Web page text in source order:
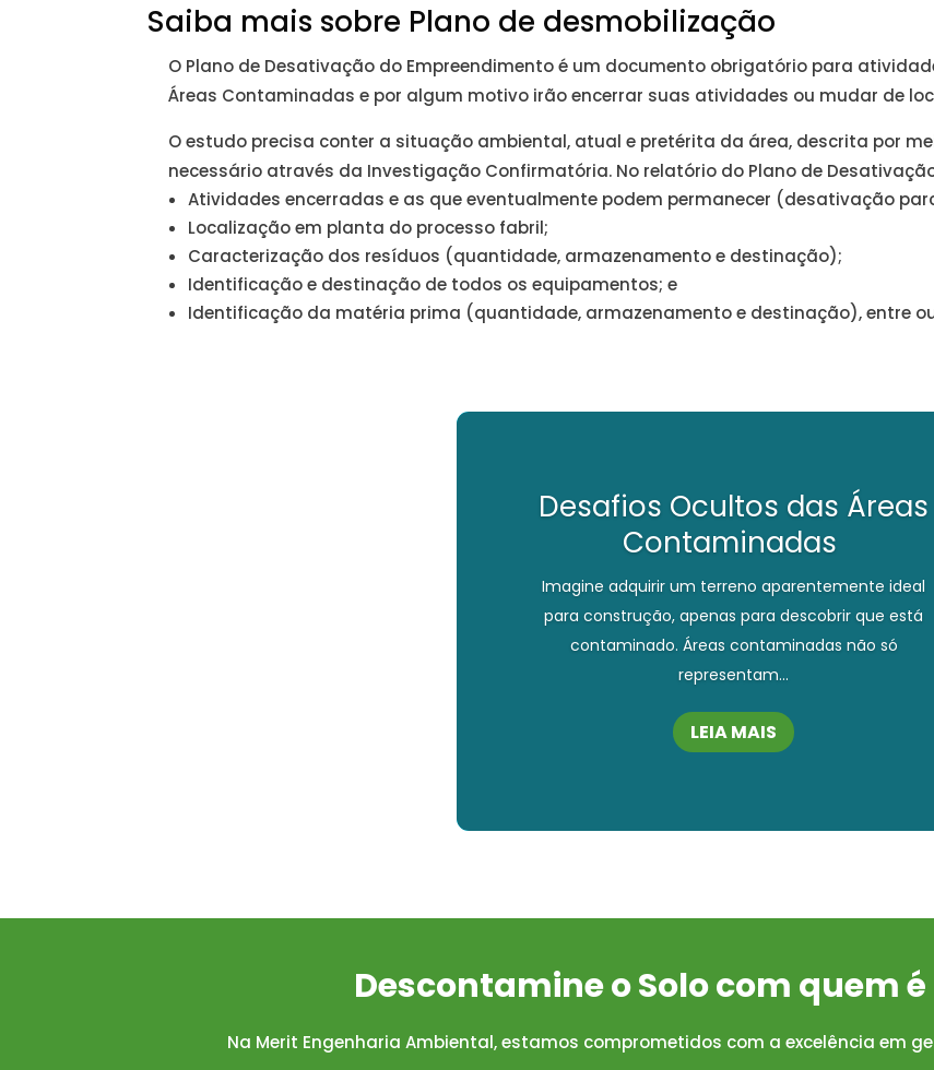
Saiba mais sobre Plano de desmobilização
O Plano de Desativação do Empreendimento é um documento obrigatório para
Áreas Contaminadas e por algum motivo irão encerrar suas atividades ou mudar de
O estudo precisa conter a situação ambiental, atual e pretérita da área, descrita por
necessário através da Investigação Confirmatória. No relatório do Plano de
Atividades encerradas e as que eventualmente podem permanecer (desativação
Localização em planta do processo fabril;
Caracterização dos resíduos (quantidade, armazenamento e destinação);
Identificação e destinação de todos os equipamentos; e
Identificação da matéria prima (quantidade, armazenamento e destinação), entre
Desafios Ocultos das Áreas
Contaminadas
Imagine adquirir um terreno aparentemente ideal
para construção, apenas para descobrir que está
contaminado. Áreas contaminadas não só
representam...
LEIA MAIS
Descontamine o Solo com quem
Na Merit Engenharia Ambiental, estamos comprometidos com a excelência em